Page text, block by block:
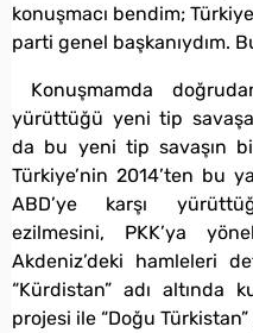
konuşmacı bendim;
parti genel başkanıydım.
Konuşmamda
yürüttüğü yeni tip savaşa
da bu yeni tip savaşın
Türkiye’nin 2014’ten bu
ABD’ye karşı
ezilmesini, PKK’ya
Akdeniz’deki hamleleri
“Kürdistan” adı altında
projesi ile “Doğu